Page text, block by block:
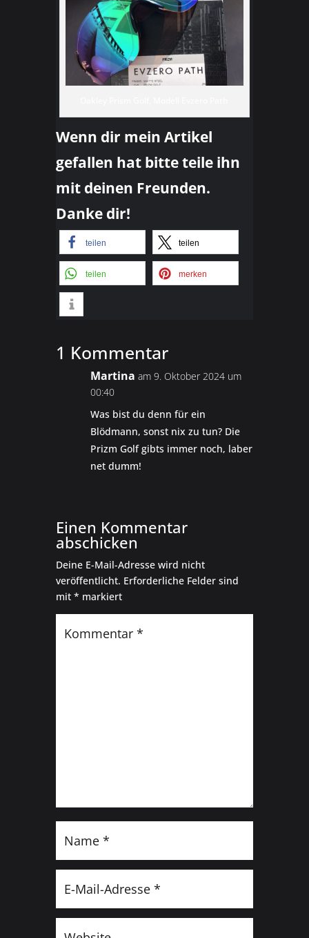
Wenn dir mein Artikel
gefallen hat bitte teile ihn
mit deinen Freunden.
Danke dir!
teilen teilen
teilen merken
1 Kommentar
Martina am 9. Oktober 2024 um
00:40
Was bist du denn für ein
Blödmann, sonst nix zu tun? Die
Prizm Golf gibts immer noch, laber
net dumm!
Einen Kommentar
abschicken
Deine E-Mail-Adresse wird nicht
veröffentlicht. Erforderliche Felder sind
mit * markiert